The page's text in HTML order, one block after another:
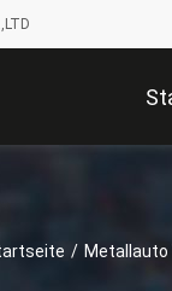
/